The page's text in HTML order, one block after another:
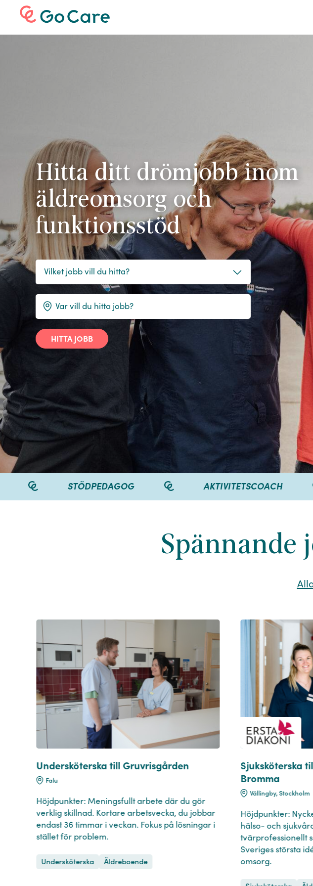
Hitta ditt drömjobb inom
äldreomsorg och
funktionsstöd
HITTA JOBB
AKTIVITETSCOACH PERSONLIG
Spännande
Undersköterska till Gruvrisgården
Falu
Höjdpunkter: Meningsfullt arbete där du gör
verklig skillnad. Kortare arbetsvecka, du jobbar
endast 36 timmar i veckan. Fokus på lösningar i
stället för problem.
Undersköterska Äldreboende
Sjuksköterska
Bromma
Vällingby, Stockholm
Höjdpunkter:
hälso- och
tvärprofessionellt
Sveriges största
omsorg.